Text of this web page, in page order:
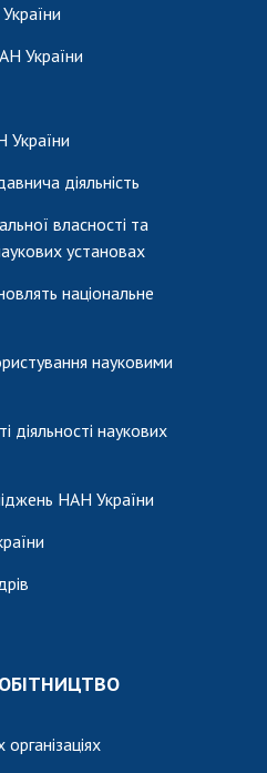
України
України
діяльність
власності та
установах
національне
науковими
діяльності наукових
НАН України